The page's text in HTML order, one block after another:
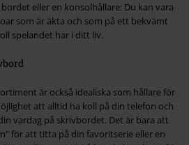
eller en konsolhållare: Du kan vara
som är äkta och som på ett bekvämt
spelandet har i ditt liv.
är också idealiska som hållare för
att alltid ha koll på din telefon och
vardag på skrivbordet. Det är bara att
för att titta på din favoritserie eller en